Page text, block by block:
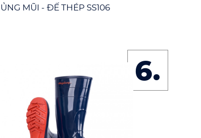
ỦNG MŨI - ĐẾ THÉP SS106
6.